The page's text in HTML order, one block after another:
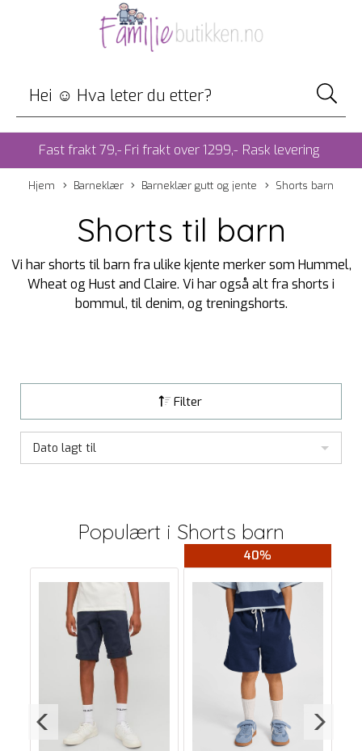
Fast frakt 79,- Fri frakt over 1299,- Rask levering
Hjem Barneklær Barneklær gutt og jente Shorts barn
Shorts til barn
Vi har shorts til barn fra ulike kjente merker som Hummel,
Wheat og Hust and Claire. Vi har også alt fra shorts i
bommul, til denim, og treningshorts.
Filter
Dato lagt til
Populært i Shorts barn
40%